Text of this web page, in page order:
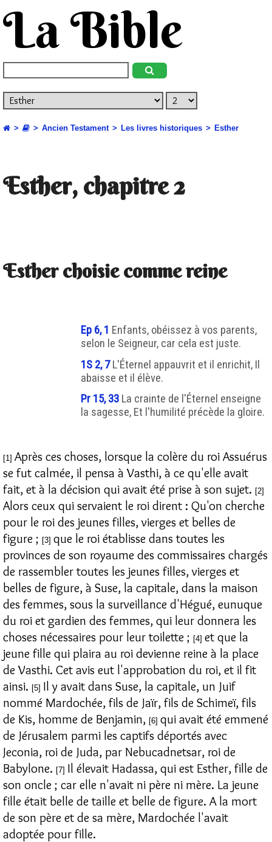
La Bible
Ancien Testament Les livres historiques Esther
Esther, chapitre 2
Esther choisie comme reine
Ep 6, 1 Enfants, obéissez à vos parents,
selon le Seigneur, car cela est juste.
1S 2, 7L'Éternel appauvrit et il enrichit, Il
abaisse et il élève.
Pr 15, 33 La crainte de l'Éternel enseigne
la sagesse, Et l'humilité précède la gloire.
[1] Après ces choses, lorsque la colère du roi Assuérus
se fut calmée, il pensa à Vasthi, à ce qu'elle avait
fait, et à la décision qui avait été prise à son sujet. [2]
Alors ceux qui servaient le roi dirent : Qu'on cherche
pour le roi des jeunes filles, vierges et belles de
figure ; [3] que le roi établisse dans toutes les
provinces de son royaume des commissaires chargés
de rassembler toutes les jeunes filles, vierges et
belles de figure, à Suse, la capitale, dans la maison
des femmes, sous la surveillance d'Hégué, eunuque
du roi et gardien des femmes, qui leur donnera les
choses nécessaires pour leur toilette ; [4] et que la
jeune fille qui plaira au roi devienne reine à la place
de Vasthi. Cet avis eut l'approbation du roi, et il fit
ainsi. [5] Il y avait dans Suse, la capitale, un Juif
nommé Mardochée, fils de Jaïr, fils de Schimeï, fils
de Kis, homme de Benjamin, [6] qui avait été emmené
de Jérusalem parmi les captifs déportés avec
Jeconia, roi de Juda, par Nebucadnetsar, roi de
Babylone. [7] Il élevait Hadassa, qui est Esther, fille de
son oncle ; car elle n'avait ni père ni mère. La jeune
fille était belle de taille et belle de figure. A la mort
de son père et de sa mère, Mardochée l'avait
adoptée pour fille.